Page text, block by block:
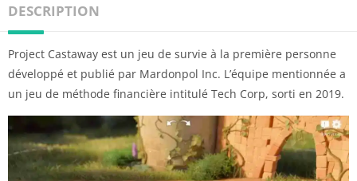
DESCRIPTION
Project Castaway est un jeu de survie à la première personne
développé et publié par Mardonpol Inc. L’équipe mentionnée a
un jeu de méthode financière intitulé Tech Corp, sorti en 2019.